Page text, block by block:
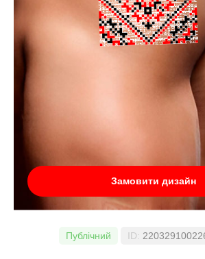
Замовити дизайн
Публічний ID: